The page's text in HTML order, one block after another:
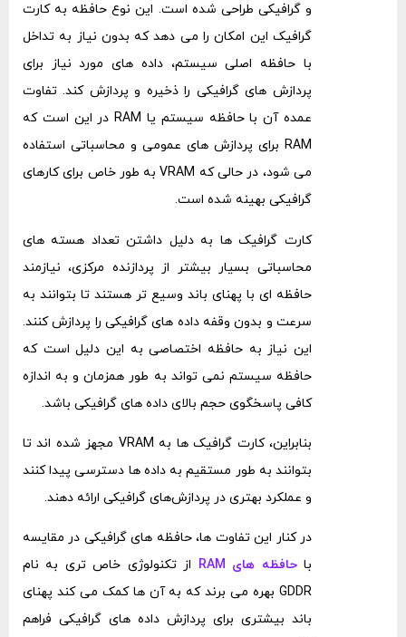
و گرافیکی طراحی شده است. این نوع حافظه به کارت
گرافیک این امکان را می‌ دهد که بدون نیاز به تداخل
با حافظه اصلی سیستم، داده ‌های مورد نیاز برای
پردازش‌ های گرافیکی را ذخیره و پردازش کند. تفاوت
عمده آن با حافظه سیستم یا RAM در این است که
RAM برای پردازش‌ های عمومی و محاسباتی استفاده
می ‌شود، در حالی که VRAM به طور خاص برای کارهای
گرافیکی بهینه شده است.
کارت گرافیک ‌ها به دلیل داشتن تعداد هسته ‌های
محاسباتی بسیار بیشتر از پردازنده مرکزی، نیازمند
حافظه ‌ای با پهنای باند وسیع ‌تر هستند تا بتوانند به
سرعت و بدون وقفه داده‌ های گرافیکی را پردازش کنند.
این نیاز به حافظه اختصاصی به این دلیل است که
حافظه سیستم نمی ‌تواند به طور همزمان و به اندازه
کافی پاسخگوی حجم بالای داده ‌های گرافیکی باشد.
بنابراین، کارت گرافیک ‌ها به VRAM مجهز شده ‌اند تا
بتوانند به طور مستقیم به داده ‌ها دسترسی پیدا کنند
و عملکرد بهتری در پردازش‌های گرافیکی ارائه دهند.
در کنار این تفاوت‌ ها، حافظه ‌های گرافیکی در مقایسه
باحافظه ‌های RAM
از تکنولوژی خاص ‌تری به نام
GDDR بهره می ‌برند که به آن ‌ها کمک می ‌کند پهنای
باند بیشتری برای پردازش داده ‌های گرافیکی فراهم